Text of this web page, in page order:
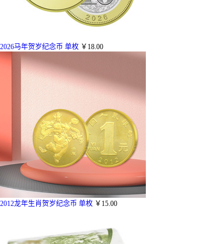
2026马年贺岁纪念币 单枚 ￥18.00
2012龙年生肖贺岁纪念币 单枚 ￥15.00